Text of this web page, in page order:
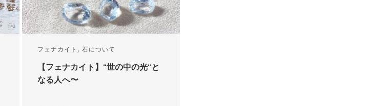
フェナカイト , 石について
【フェナカイト】“世の中の光“と
なる人へ〜